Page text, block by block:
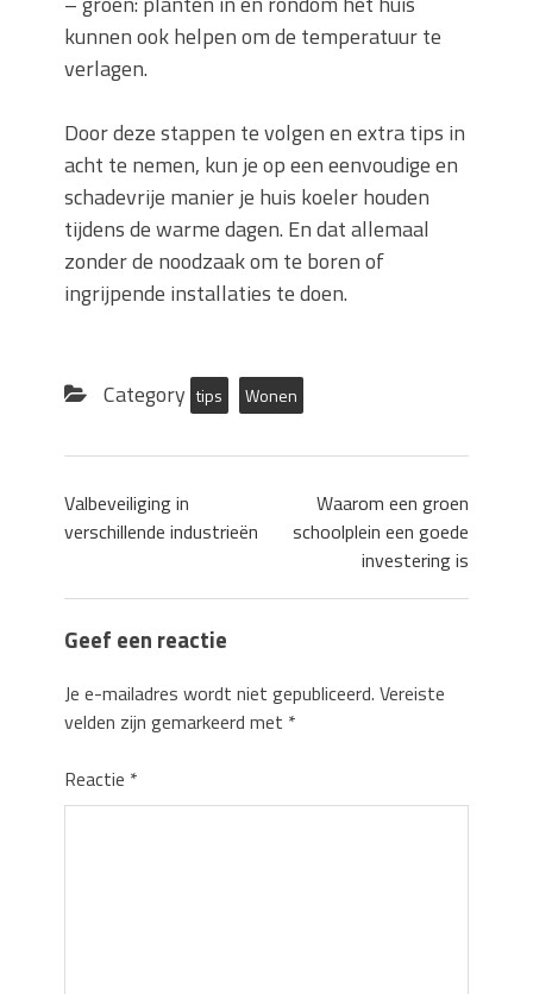
kunnen ook helpen om de temperatuur te
verlagen.
Door deze stappen te volgen en extra tips in
acht te nemen, kun je op een eenvoudige en
schadevrije manier je huis koeler houden
tijdens de warme dagen. En dat allemaal
zonder de noodzaak om te boren of
ingrijpende installaties te doen.
Category tips Wonen
Valbeveiliging in
verschillende industrieën
Waarom een groen
schoolplein een goede
investering is
Geef een reactie
Je e-mailadres wordt niet gepubliceerd. Vereiste
velden zijn gemarkeerd met *
Reactie *